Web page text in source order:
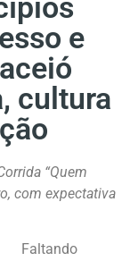
e
cultura
“Quem
com expectativa
Faltando